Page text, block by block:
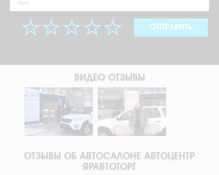
ОТПРАВИТЬ
ВИДЕО ОТЗЫВЫ
ОТЗЫВЫ ОБ АВТОСАЛОНЕ АВТОЦЕНТР
ЯРАВТОТОРГ